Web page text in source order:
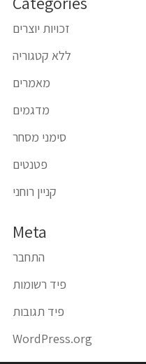
זכויות יוצרים
ללא קטגוריה
מאמרים
מדגמים
סימני מסחר
פטנטים
קניין רוחני
Meta
התחבר
פיד רשומות
פיד תגובות
WordPress.org